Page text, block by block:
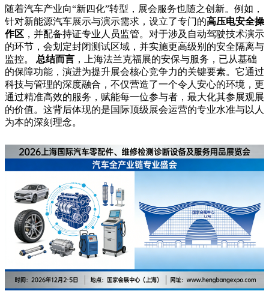
随着汽车产业向“新四化”转型，展会服务也随之创新。例如，
针对新能源汽车展示与演示需求，设立了专门的高压电安全操
作区 ，并配备持证专业人员监管。对于涉及自动驾驶技术演示
的环节，会划定封闭测试区域，并实施更高级别的安全隔离与
监控。 总结而言 ，上海法兰克福展的安保与服务，已从基础
的保障功能，演进为提升展会核心竞争力的关键要素。它通过
科技与管理的深度融合，不仅营造了一个令人安心的环境，更
通过精准高效的服务，赋能每一位参与者，最大化其参展观展
的价值。这背后体现的是国际顶级展会运营的专业水准与以人
为本的深刻理念。